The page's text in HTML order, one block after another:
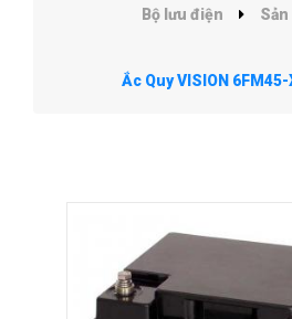
Bộ lưu điện
Ắc Quy VISION